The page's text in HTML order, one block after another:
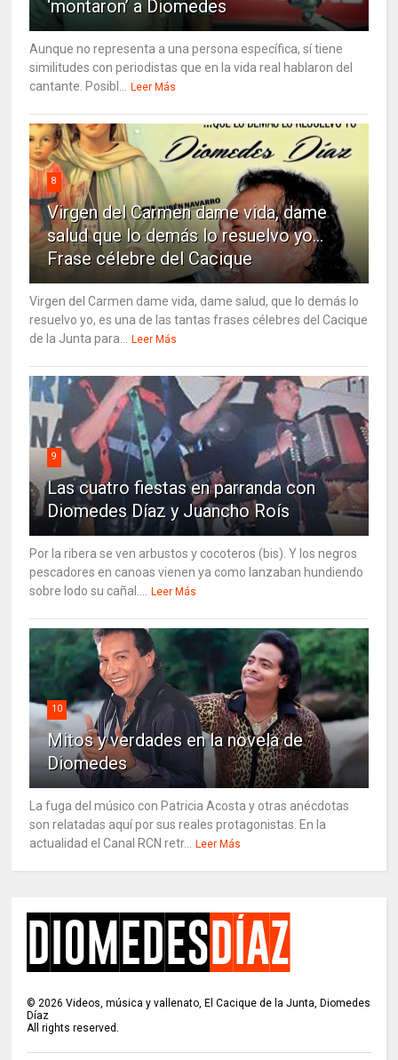
‘montaron’ a Diomedes
Aunque no representa a una persona específica, sí tiene
similitudes con periodistas que en la vida real hablaron del
cantante. Posibl...
Leer Más
8
Virgen del Carmen dame vida, dame
salud que lo demás lo resuelvo yo…
Frase célebre del Cacique
Virgen del Carmen dame vida, dame salud, que lo demás lo
resuelvo yo, es una de las tantas frases célebres del Cacique
de la Junta para...
Leer Más
9
Las cuatro fiestas en parranda con
Diomedes Díaz y Juancho Roís
Por la ribera se ven arbustos y cocoteros (bis). Y los negros
pescadores en canoas vienen ya como lanzaban hundiendo
sobre lodo su cañal....
Leer Más
10
Mitos y verdades en la novela de
Diomedes
La fuga del músico con Patricia Acosta y otras anécdotas
son relatadas aquí por sus reales protagonistas. En la
actualidad el Canal RCN retr...
Leer Más
© 2026 Videos, música y vallenato, El Cacique de la Junta, Diomedes
Díaz
All rights reserved.